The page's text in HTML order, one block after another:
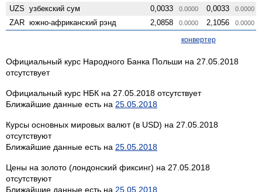
UZS узбекский сум 0,0033 0.0000 0,0033 0.0000
ZAR южно-африканский рэнд 2,0858 0.0000 2,1056 0.0000
конвертер
Официальный курс Народного Банка Польши на 27.05.2018
отсутствует
Официальный курс НБК на 27.05.2018 отсутствует
Ближайшие данные есть на 25.05.2018
Курсы основных мировых валют (в USD) на 27.05.2018
отсутствуют
Ближайшие данные есть на 25.05.2018
Цены на золото (лондонский фиксинг) на 27.05.2018
отсутствуют
Ближайшие данные есть на 25.05.2018